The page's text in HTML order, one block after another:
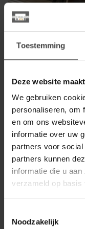
Toestemming
Deze website
We gebruiken
personaliseren, om
en om ons
informatie over uw
partners voor
partners kunnen
informatie die u
verzameld op basis
Noodzakelijk
Minimalistisch
zonder ladebiedt
werkplek zonder
flexwerkers of
Houten Meubel
zorgvuldig
natuurlijke
Strakke
acaciahout
acaciahout, vaak